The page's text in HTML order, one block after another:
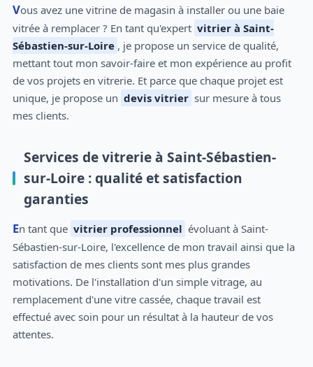
Vous avez une vitrine de magasin à installer ou une baie
vitrée à remplacer ? En tant qu'expert vitrier à Saint-
Sébastien-sur-Loire , je propose un service de qualité,
mettant tout mon savoir-faire et mon expérience au profit
de vos projets en vitrerie. Et parce que chaque projet est
unique, je propose un devis vitrier sur mesure à tous
mes clients.
Services de vitrerie à Saint-Sébastien-
sur-Loire : qualité et satisfaction
garanties
En tant que vitrier professionnel évoluant à Saint-
Sébastien-sur-Loire, l'excellence de mon travail ainsi que la
satisfaction de mes clients sont mes plus grandes
motivations. De l'installation d'un simple vitrage, au
remplacement d'une vitre cassée, chaque travail est
effectué avec soin pour un résultat à la hauteur de vos
attentes.